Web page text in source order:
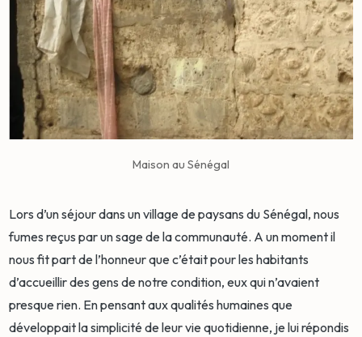
Maison au Sénégal
Lors d’un séjour dans un village de paysans du Sénégal, nous
fumes reçus par un sage de la communauté. A un moment il
nous fit part de l’honneur que c’était pour les habitants
d’accueillir des gens de notre condition, eux qui n’avaient
presque rien. En pensant aux qualités humaines que
développait la simplicité de leur vie quotidienne, je lui répondis